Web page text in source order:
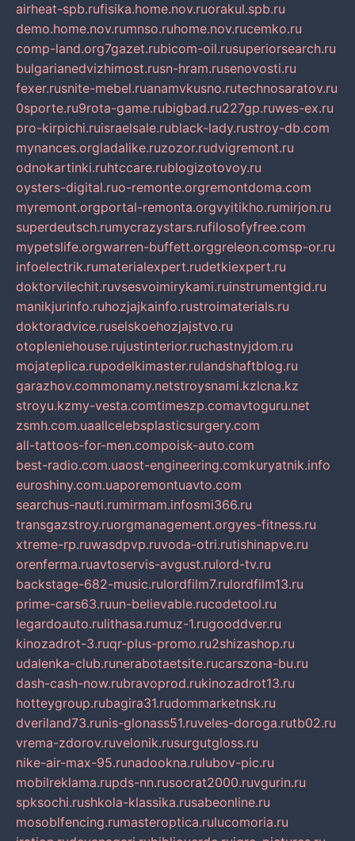
airheat-spb.rufisika.home.nov.ruorakul.spb.ru
demo.home.nov.rumnso.ruhome.nov.rucemko.ru
comp-land.org7gazet.rubicom-oil.rusuperiorsearch.ru
bulgarianedvizhimost.rusn-hram.rusenovosti.ru
fexer.rusnite-mebel.ruanamvkusno.rutechnosaratov.ru
0sporte.ru9rota-game.rubigbad.ru227gp.ruwes-ex.ru
pro-kirpichi.ruisraelsale.rublack-lady.rustroy-db.com
mynances.orgladalike.ruzozor.rudvigremont.ru
odnokartinki.ruhtccare.rublogizotovoy.ru
oysters-digital.ruo-remonte.orgremontdoma.com
myremont.orgportal-remonta.orgvyitikho.rumirjon.ru
superdeutsch.rumycrazystars.rufilosofyfree.com
mypetslife.orgwarren-buffett.orggreleon.comsp-or.ru
infoelectrik.rumaterialexpert.rudetkiexpert.ru
doktorvilechit.ruvsesvoimirykami.ruinstrumentgid.ru
manikjurinfo.ruhozjajkainfo.rustroimaterials.ru
doktoradvice.ruselskoehozjajstvo.ru
otopleniehouse.rujustinterior.ruchastnyjdom.ru
mojateplica.rupodelkimaster.rulandshaftblog.ru
garazhov.commonamy.netstroysnami.kzlcna.kz
stroyu.kzmy-vesta.comtimeszp.comavtoguru.net
zsmh.com.uaallcelebsplasticsurgery.com
all-tattoos-for-men.compoisk-auto.com
best-radio.com.uaost-engineering.comkuryatnik.info
euroshiny.com.uaporemontuavto.com
searchus-nauti.rumirmam.infosmi366.ru
transgazstroy.ruorgmanagement.orgyes-fitness.ru
xtreme-rp.ruwasdpvp.ruvoda-otri.rutishinapve.ru
orenferma.ruavtoservis-avgust.rulord-tv.ru
backstage-682-music.rulordfilm7.rulordfilm13.ru
prime-cars63.ruun-believable.rucodetool.ru
legardoauto.rulithasa.rumuz-1.rugooddver.ru
kinozadrot-3.ruqr-plus-promo.ru2shizashop.ru
udalenka-club.runerabotaetsite.rucarszona-bu.ru
dash-cash-now.rubravoprod.rukinozadrot13.ru
hotteygroup.rubagira31.rudommarketnsk.ru
dveriland73.runis-glonass51.ruveles-doroga.rutb02.ru
vrema-zdorov.ruvelonik.rusurgutgloss.ru
nike-air-max-95.runadookna.rulubov-pic.ru
mobilreklama.rupds-nn.rusocrat2000.ruvgurin.ru
spksochi.rushkola-klassika.rusabeonline.ru
mosoblfencing.rumasteroptica.rulucomoria.ru